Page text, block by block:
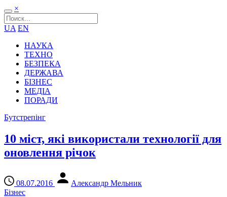
×
UA EN
НАУКА
ТЕХНО
БЕЗПЕКА
ДЕРЖАВА
БІЗНЕС
МЕДІА
ПОРАДИ
Бутстрепінг
10 міст, які використали технології для
оновлення річок
08.07.2016
Александр Мельник
Бізнес